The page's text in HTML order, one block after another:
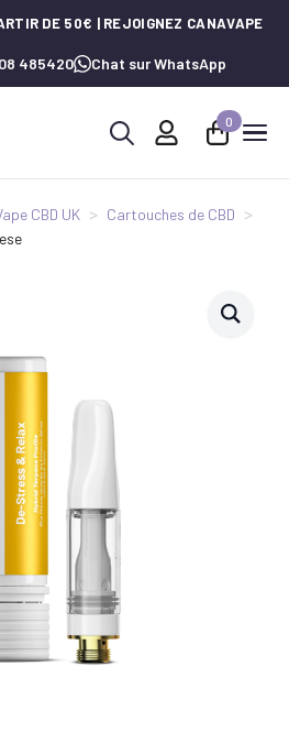
DE 50€ | REJOIGNEZ CANAVAPE
485420 Chat sur WhatsApp
0
CBD UK
Cartouches de CBD